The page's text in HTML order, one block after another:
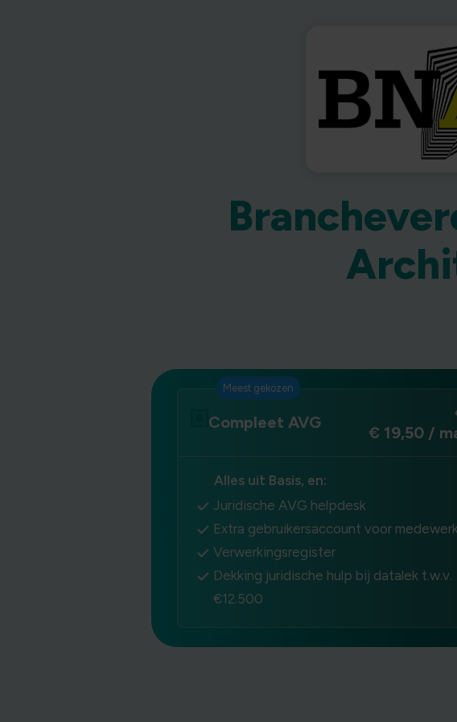
Meest gekozen
Compleet AVG
€ 19,50 /
Alles uit Basis, en:
Juridische AVG helpdesk
Extra gebruikersaccount voor
Verwerkingsregister
Dekking juridische hulp bij datalek t.w.v.
€12.500